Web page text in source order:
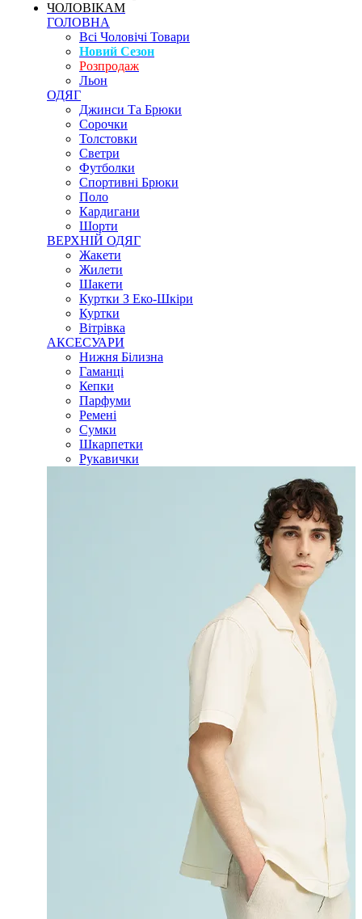
ЧОЛОВІКАМ
ГОЛОВНА
Всі Чоловічі Товари
Новий Сезон
Розпродаж
Льон
ОДЯГ
Джинси Та Брюки
Сорочки
Толстовки
Светри
Футболки
Спортивні Брюки
Поло
Кардигани
Шорти
ВЕРХНІЙ ОДЯГ
Жакети
Жилети
Шакети
Куртки З Еко-Шкіри
Куртки
Вітрівка
АКСЕСУАРИ
Нижня Білизна
Гаманці
Кепки
Парфуми
Ремені
Сумки
Шкарпетки
Рукавички